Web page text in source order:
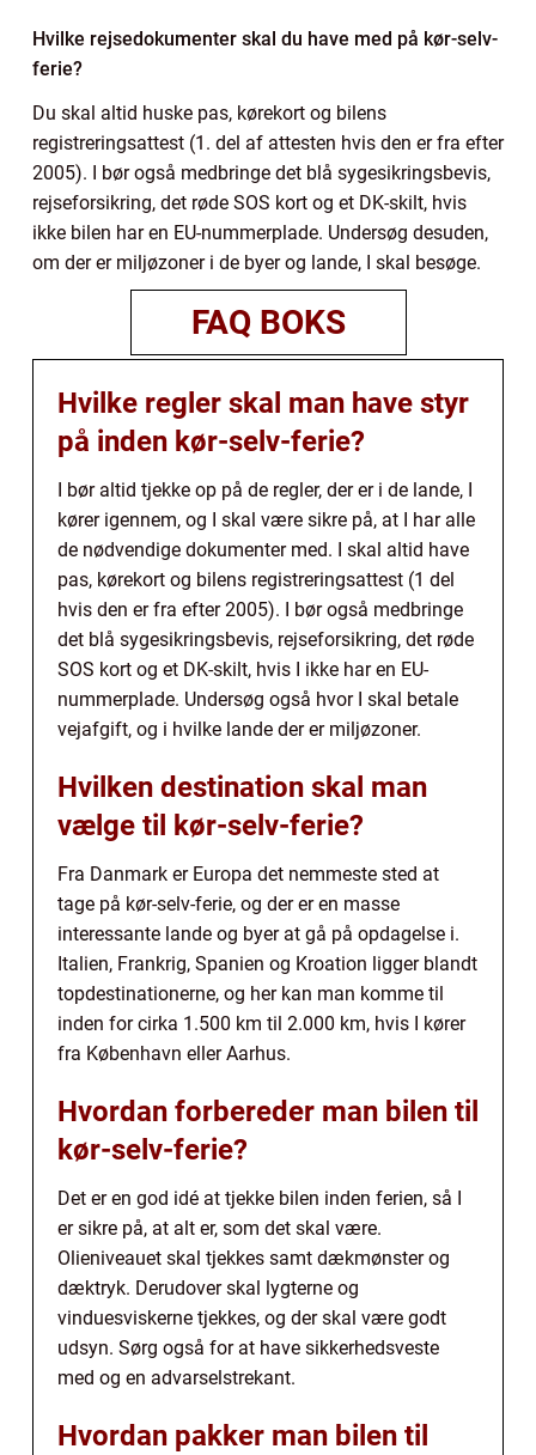
Hvilke rejsedokumenter skal du have med på kør-selv-
ferie?
Du skal altid huske pas, kørekort og bilens
registreringsattest (1. del af attesten hvis den er fra efter
2005). I bør også medbringe det blå sygesikringsbevis,
rejseforsikring, det røde SOS kort og et DK-skilt, hvis
ikke bilen har en EU-nummerplade. Undersøg desuden,
om der er miljøzoner i de byer og lande, I skal besøge.
FAQ BOKS
Hvilke regler skal man have styr
på inden kør-selv-ferie?
I bør altid tjekke op på de regler, der er i de lande, I
kører igennem, og I skal være sikre på, at I har alle
de nødvendige dokumenter med. I skal altid have
pas, kørekort og bilens registreringsattest (1 del
hvis den er fra efter 2005). I bør også medbringe
det blå sygesikringsbevis, rejseforsikring, det røde
SOS kort og et DK-skilt, hvis I ikke har en EU-
nummerplade. Undersøg også hvor I skal betale
vejafgift, og i hvilke lande der er miljøzoner.
Hvilken destination skal man
vælge til kør-selv-ferie?
Fra Danmark er Europa det nemmeste sted at
tage på kør-selv-ferie, og der er en masse
interessante lande og byer at gå på opdagelse i.
Italien, Frankrig, Spanien og Kroation ligger blandt
topdestinationerne, og her kan man komme til
inden for cirka 1.500 km til 2.000 km, hvis I kører
fra København eller Aarhus.
Hvordan forbereder man bilen til
kør-selv-ferie?
Det er en god idé at tjekke bilen inden ferien, så I
er sikre på, at alt er, som det skal være.
Olieniveauet skal tjekkes samt dækmønster og
dæktryk. Derudover skal lygterne og
vinduesviskerne tjekkes, og der skal være godt
udsyn. Sørg også for at have sikkerhedsveste
med og en advarselstrekant.
Hvordan pakker man bilen til